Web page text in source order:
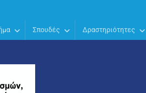
Σπουδές Δραστηριότητες